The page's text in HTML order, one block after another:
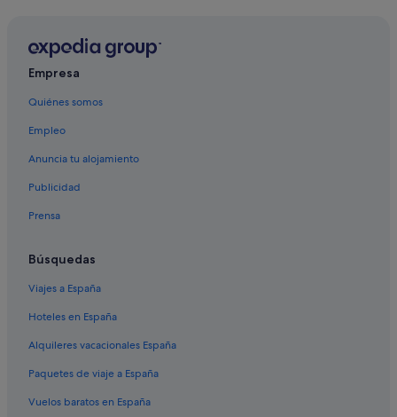
Hoteles cerca de Teatro Lope de Vega
Campings de caravanas en Comunidad de Madrid
Cabañas en Estación de metro Bilbao
Hoteles cerca de Gran Vía
Hoteles cerca de Estación de Recoletos
Hoteles baratos en Madrid
Hoteles de 3 estrellas en Madrid
Hoteles cerca de Palacio del Marqués de Salamanca
Hoteles con spa en Madrid
Justicia hoteles
Empresa
Quiénes somos
Empleo
Anuncia tu alojamiento
Publicidad
Prensa
Búsquedas
Viajes a España
Hoteles en España
Alquileres vacacionales España
Paquetes de viaje a España
Vuelos baratos en España